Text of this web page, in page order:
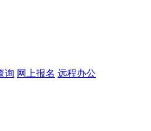
询 网上报名 远程办公